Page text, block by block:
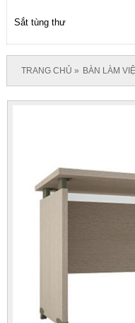
Sắt tùng thư
TRANG CHỦ BÀN LÀM